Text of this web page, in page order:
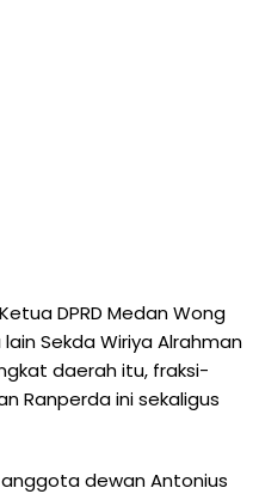
DPRD Medan Wong
Sekda Wiriya Alrahman
daerah itu, fraksi-
Ranperda ini sekaligus
dewan Antonius